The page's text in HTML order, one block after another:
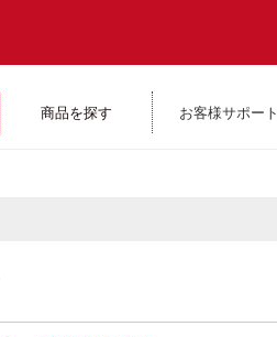
商品を探す お客様サポート